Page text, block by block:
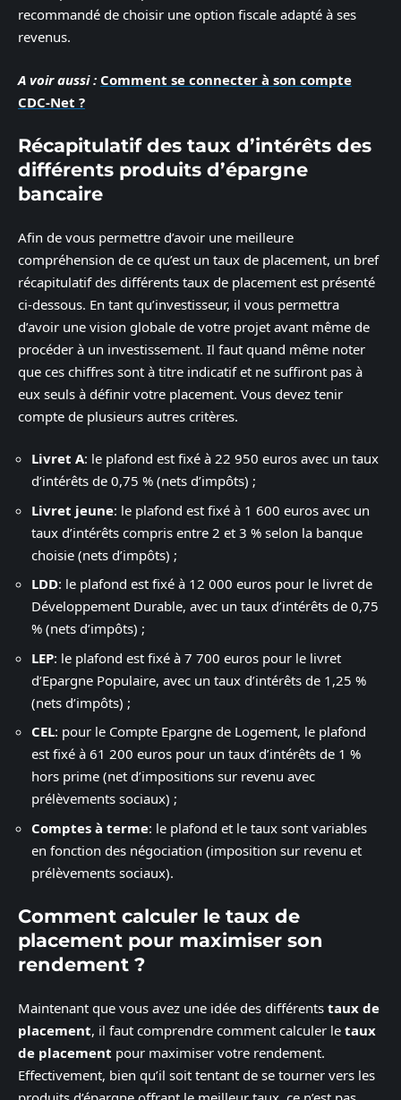
recommandé de choisir une option fiscale adapté à ses
revenus.
A voir aussi : Comment se connecter à son compte
CDC-Net ?
Récapitulatif des taux d’intérêts des
différents produits d’épargne
bancaire
Afin de vous permettre d’avoir une meilleure
compréhension de ce qu’est un taux de placement, un bref
récapitulatif des différents taux de placement est présenté
ci-dessous. En tant qu’investisseur, il vous permettra
d’avoir une vision globale de votre projet avant même de
procéder à un investissement. Il faut quand même noter
que ces chiffres sont à titre indicatif et ne suffiront pas à
eux seuls à définir votre placement. Vous devez tenir
compte de plusieurs autres critères.
Livret A: le plafond est fixé à 22 950 euros avec un taux
d’intérêts de 0,75 % (nets d’impôts) ;
Livret jeune: le plafond est fixé à 1 600 euros avec un
taux d’intérêts compris entre 2 et 3 % selon la banque
choisie (nets d’impôts) ;
LDD: le plafond est fixé à 12 000 euros pour le livret de
Développement Durable, avec un taux d’intérêts de 0,75
% (nets d’impôts) ;
LEP: le plafond est fixé à 7 700 euros pour le livret
d’Epargne Populaire, avec un taux d’intérêts de 1,25 %
(nets d’impôts) ;
CEL: pour le Compte Epargne de Logement, le plafond
est fixé à 61 200 euros pour un taux d’intérêts de 1 %
hors prime (net d’impositions sur revenu avec
prélèvements sociaux) ;
Comptes à terme: le plafond et le taux sont variables
en fonction des négociation (imposition sur revenu et
prélèvements sociaux).
Comment calculer le taux de
placement pour maximiser son
rendement ?
Maintenant que vous avez une idée des différents taux de
placement, il faut comprendre comment calculer le taux
de placement pour maximiser votre rendement.
Effectivement, bien qu’il soit tentant de se tourner vers les